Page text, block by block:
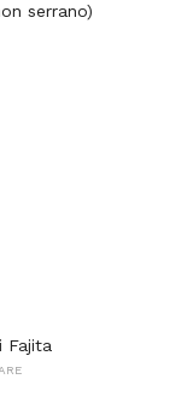
serrano)
Fajita